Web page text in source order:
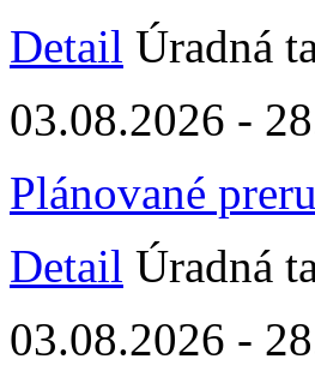
Detail Úradná
03.08.2026 -
Plánované
Detail Úradná
03.08.2026 -